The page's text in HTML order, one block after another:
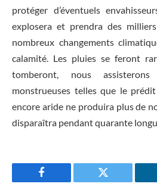
protéger d’éventuels
explosera et prendra des
nombreux changements
calamité. Les pluies se feront
tomberont, nous
monstrueuses telles que le
encore aride ne produira plus de
disparaîtra pendant quarante
Facebook Twitter